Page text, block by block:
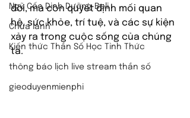
Ngũ Cốc Dinh Dưỡng Beli
Chữa lành
Kiến thức Thần Số Học Tỉnh Thức
thông báo lịch live stream thần số
gieoduyenmienphi
đời, mà còn quyết định mối quan
hệ, sức khỏe, trí tuệ, và các sự kiện
xảy ra trong cuộc sống của chúng
ta.